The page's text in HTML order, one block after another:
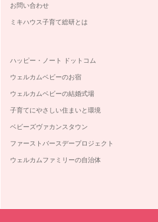
皆さん、こんにちは！ 野菜ソムリエ
す。これから一年間、親子で…
お問い合わせ
ミキハウス子育て総研とは
ハッピー・ノート ドットコム
ウェルカムベビーのお宿
ウェルカムベビーの結婚式場
子育てにやさしい住まいと環境
ベビーズヴァカンスタウン
ファーストバースデープロジェクト
ウェルカムファミリーの自治体